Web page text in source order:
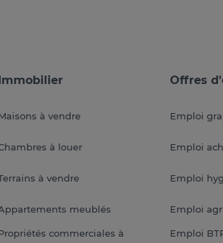
à vendre
à louer
à vendre
meublés
commerciales à
Offres
Emploi
Emploi
Emploi
Emploi
Emploi